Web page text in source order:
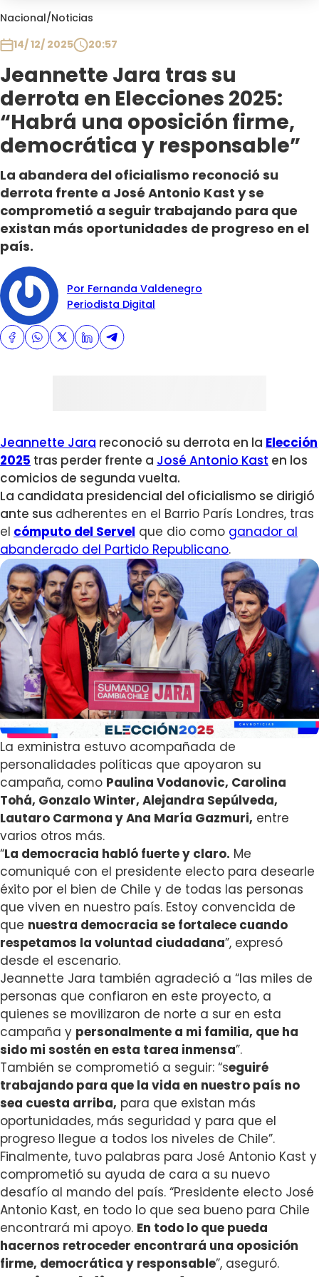
Nacional/Noticias
14/ 12/ 2025
20:57
Jeannette Jara tras su
derrota en Elecciones 2025:
“Habrá una oposición firme,
democrática y responsable”
La abandera del oficialismo reconoció su
derrota frente a José Antonio Kast y se
comprometió a seguir trabajando para que
existan más oportunidades de progreso en el
país.
Por Fernanda Valdenegro
Periodista Digital
Jeannette Jara reconoció su derrota en la Elección
2025 tras perder frente a José Antonio Kast en los
comicios de segunda vuelta.
La candidata presidencial del oficialismo se dirigió
ante sus adherentes en el Barrio París Londres, tras
el cómputo del Servel que dio como ganador al
abanderado del Partido Republicano.
La exministra estuvo acompañada de
personalidades políticas que apoyaron su
campaña, como Paulina Vodanovic, Carolina
Tohá, Gonzalo Winter, Alejandra Sepúlveda,
Lautaro Carmona y Ana María Gazmuri, entre
varios otros más.
“La democracia habló fuerte y claro. Me
comuniqué con el presidente electo para desearle
éxito por el bien de Chile y de todas las personas
que viven en nuestro país. Estoy convencida de
que nuestra democracia se fortalece cuando
respetamos la voluntad ciudadana”, expresó
desde el escenario.
Jeannette Jara también agradeció a “las miles de
personas que confiaron en este proyecto, a
quienes se movilizaron de norte a sur en esta
campaña y personalmente a mi familia, que ha
sido mi sostén en esta tarea inmensa”.
También se comprometió a seguir: “seguiré
trabajando para que la vida en nuestro país no
sea cuesta arriba, para que existan más
oportunidades, más seguridad y para que el
progreso llegue a todos los niveles de Chile”.
Finalmente, tuvo palabras para José Antonio Kast y
comprometió su ayuda de cara a su nuevo
desafío al mando del país. “Presidente electo José
Antonio Kast, en todo lo que sea bueno para Chile
encontrará mi apoyo. En todo lo que pueda
hacernos retroceder encontrará una oposición
firme, democrática y responsable”, aseguró.
Club De La Comedia
Plan Perfecto
El Tiempo
Sabingo
Todos Los Programas